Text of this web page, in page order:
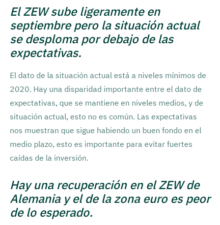
El ZEW sube ligeramente en
septiembre pero la situación actual
se desploma por debajo de las
expectativas.
El dato de la situación actual está a niveles mínimos de
2020. Hay una disparidad importante entre el dato de
expectativas, que se mantiene en niveles medios, y de
situación actual, esto no es común. Las expectativas
nos muestran que sigue habiendo un buen fondo en el
medio plazo, esto es importante para evitar fuertes
caídas de la inversión.
Hay una recuperación en el ZEW de
Alemania y el de la zona euro es peor
de lo esperado.